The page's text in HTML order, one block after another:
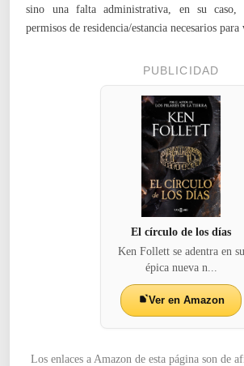
sino una falta administrativa, en su
permisos de residencia/estancia necesarios
PUBLICIDAD
El círculo de los días
Ken Follett se adentra en su
épica nueva n...
Ver en Amazon
Los enlaces a Amazon de esta página son de